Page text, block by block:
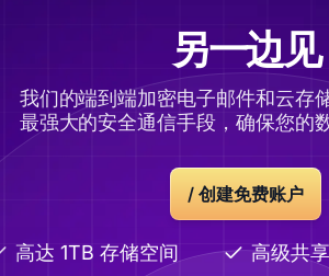
另一边见
我们的端到端加密电子邮件和云存
最强大的安全通信手段，确保您的
/ 创建免费账户
高达 1TB 存储空间 高级共享